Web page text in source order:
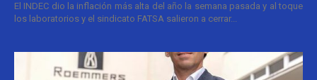
El INDEC dio la inflación más alta del año la semana pasada y al toque
los laboratorios y el sindicato FATSA salieron a cerrar...